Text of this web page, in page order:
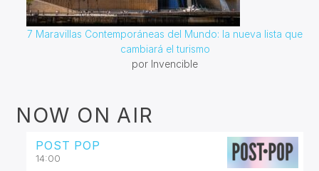
7 Maravillas Contemporáneas del Mundo: la nueva lista que
cambiará el turismo
por Invencible
NOW ON AIR
POST POP
14:00